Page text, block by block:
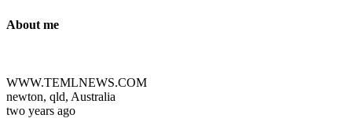
About me
WWW.TEMLNEWS.COM
newton, qld, Australia
two years ago